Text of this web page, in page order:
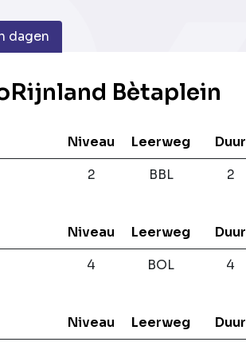
dagen
Bètaplein
Niveau Leerweg Duur
2 BBL 2
Niveau Leerweg Duur
4 BOL 4
Niveau Leerweg Duur